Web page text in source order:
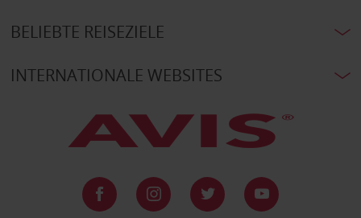
BELIEBTE REISEZIELE
INTERNATIONALE WEBSITES